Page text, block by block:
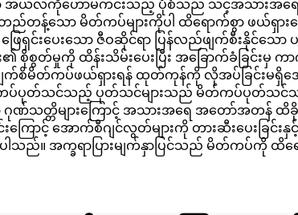
ာ အယ်လ်ကိုဟောမကင်းသည့် ပုံစံသည် သင့်အသားအရေကို
တန့်သော မိတ်ကပ်များကိုပါ ထိရောက်စွာ ဖယ်ရှား
ြေရှင်းပေးသော ဇီဝဆိုင်ရာ ပြန်လည်ဖျက်စီးနိုင်သေ
၏ စိုစွတ်မှုကို ထိန်းသိမ်းပေးပြီး အခြောက်ခံခြ
က်စိမိတ်ကပ်ဖယ်ရှားရန် ထုတ်ကုန်ကို လိုအပ်ခြင်းမရှိ
တ်ကပ်ပုတ်သင်သည့် ပုတ်သင်များသည် မိတ်ကပ်ပုတ်သင်
သတ္တိများကြောင့် အသားအရေ အတော်အတန် ထိခို
းကြောင့် အောက်စီဂျင်လွတ်များကို တားဆီးပေးခြ
ပါသည်။ အက္ခရာပြားမျက်နှာပြင်သည် မိတ်ကပ်ကို ထိ